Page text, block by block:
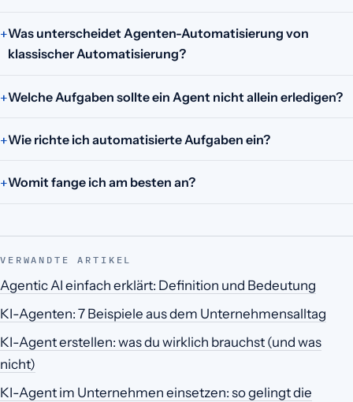
Was unterscheidet Agenten-Automatisierung von
klassischer Automatisierung?
Welche Aufgaben sollte ein Agent nicht allein erledigen?
Wie richte ich automatisierte Aufgaben ein?
Womit fange ich am besten an?
VERWANDTE ARTIKEL
Agentic AI einfach erklärt: Definition und Bedeutung
KI-Agenten: 7 Beispiele aus dem Unternehmensalltag
KI-Agent erstellen: was du wirklich brauchst (und was
nicht)
KI-Agent im Unternehmen einsetzen: so gelingt die